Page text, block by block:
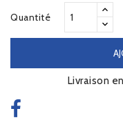
Quantité
Livraison